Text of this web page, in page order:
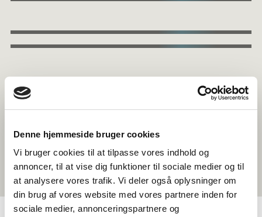
Denne hjemmeside bruger cookies
Vi bruger cookies til at tilpasse vores indhold og
annoncer, til at vise dig funktioner til sociale medier og til
at analysere vores trafik. Vi deler også oplysninger om
din brug af vores website med vores partnere inden for
sociale medier, annonceringspartnere og